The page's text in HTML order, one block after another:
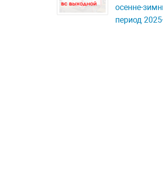
осенне-
период